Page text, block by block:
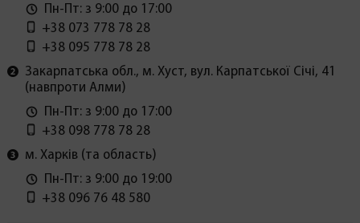
Пн-Пт: з 9:00 до 17:00
+38 073 778 78 28
+38 095 778 78 28
Закарпатська обл., м. Хуст, вул. Карпатської Січі, 41
(навпроти Алми)
Пн-Пт: з 9:00 до 17:00
+38 098 778 78 28
м. Харків (та область)
Пн-Пт: з 9:00 до 19:00
+38 096 76 48 580